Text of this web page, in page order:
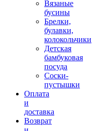
Вязаные
бусины
Брелки,
булавки,
колокольчики
Детская
бамбуковая
посуда
Соски-
пустышки
Оплата
и
доставка
Возврат